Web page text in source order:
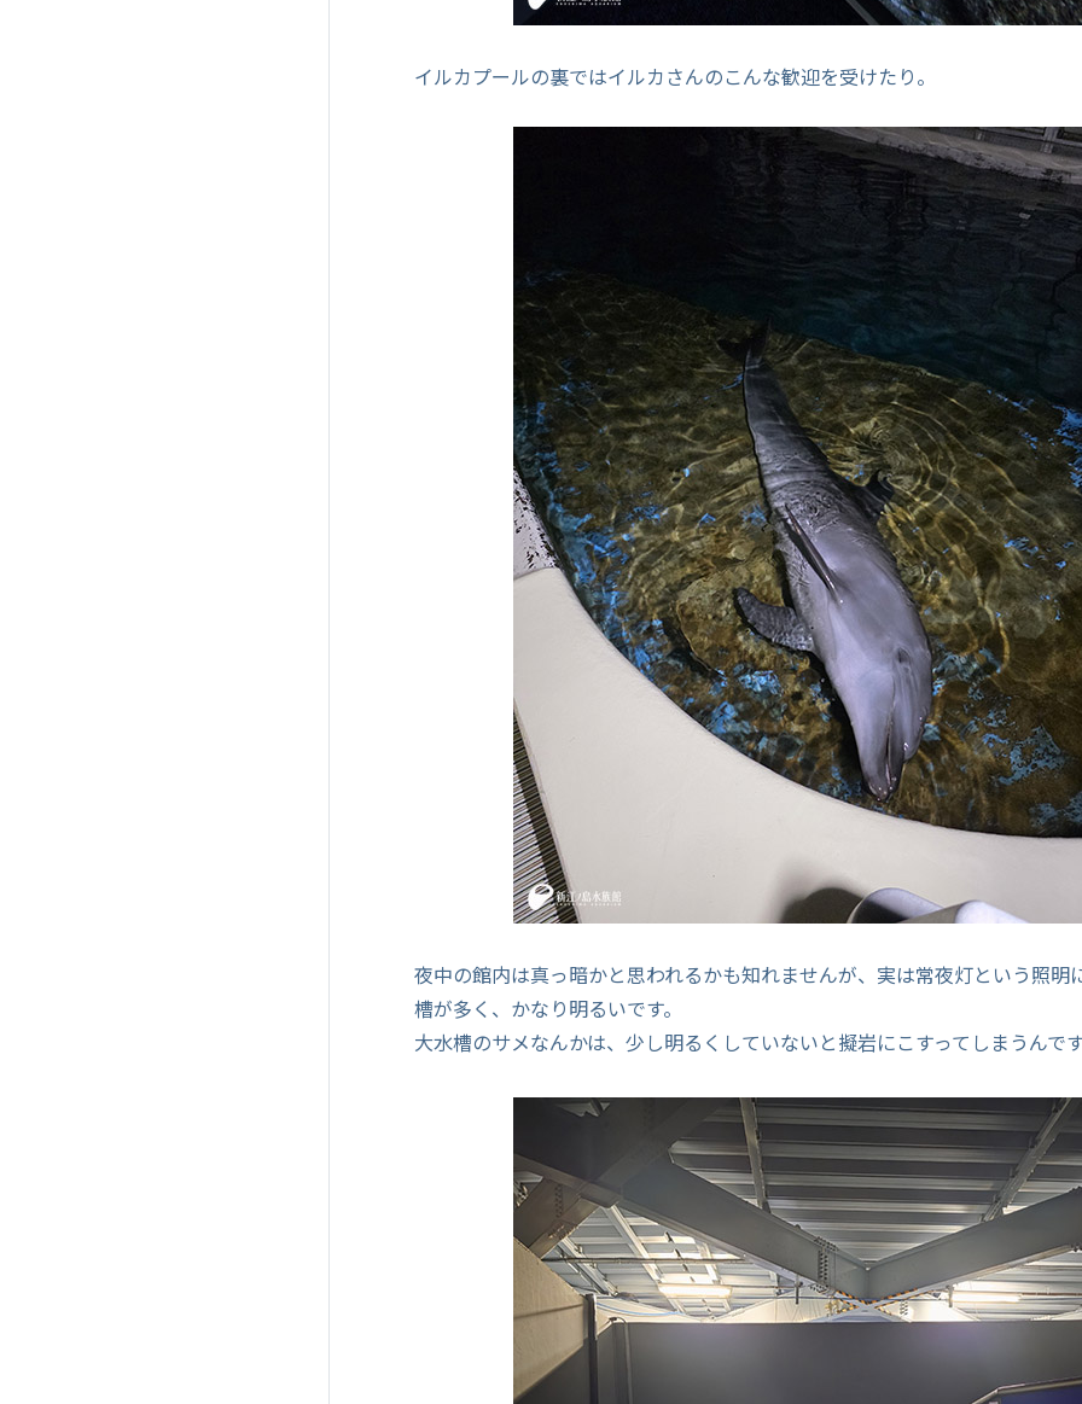
イルカプールの裏ではイルカさんのこんな歓迎を受けたり。
夜中の館内は真っ暗かと思われるかも知れませんが、実は常夜灯という照明
槽が多く、かなり明るいです。
大水槽のサメなんかは、少し明るくしていないと擬岩にこすってしまうんで